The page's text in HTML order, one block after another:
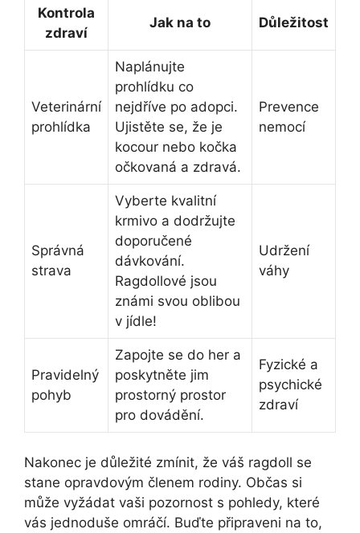
Kontrola
zdraví
Jak na to Důležitost
Veterinární
prohlídka
Naplánujte
prohlídku co
nejdříve po adopci.
Ujistěte se, že je
kocour nebo kočka
očkovaná a zdravá.
Prevence
nemocí
Správná
strava
Vyberte kvalitní
krmivo a dodržujte
doporučené
dávkování.
Ragdollové jsou
známi svou oblibou
v jídle!
Udržení
váhy
Pravidelný
pohyb
Zapojte se do her a
poskytněte jim
prostorný prostor
pro dovádění.
Fyzické a
psychické
zdraví
Nakonec je důležité zmínit, že váš ragdoll se
stane opravdovým členem rodiny. Občas si
může vyžádat vaši pozornost s pohledy, které
vás jednoduše omráčí. Buďte připraveni na to,